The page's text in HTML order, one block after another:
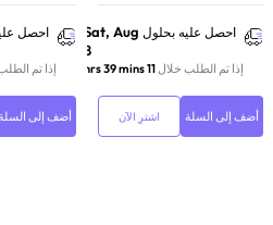
احصل عليه بحلول Sat, Aug
8
إذا تم الطلب خلال11 hrs 39 mins
أضف إلى السلة اشترِ الآن
احصل
إذا تم
أضف إلى